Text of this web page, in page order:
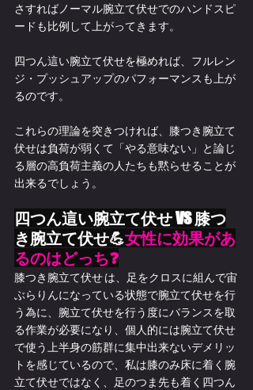
さすればノーマル腕立て伏せでのハンドスピ
ードも比例して上がってきます。
四つん這い腕立て伏せを極めれば、フルレン
ジ・プッシュアップのパフォーマンスも上が
るのです。
これらの理論を突きつければ、膝つき腕立て
伏せは負荷が弱くて「やる意味ない」と論じ
る層の高負荷主義の人たちも黙らせることが
出来るでしょう。
四つん這い腕立て伏せ VS 膝つ
き腕立て伏せ💪女性に効果があ
るのはどっち❓
膝つき腕立て伏せ は、足をクロスに組んで宙
ぶらりんになっている状態で腕立て伏せを行
う為に、腕立て伏せを行う度にバランスを取
る作業が必要になり、個人的には腕立て伏せ
で使う上半身の筋群に集中出来ないデメリッ
トを感じているので、私は膝のみ床に着く腕
立て伏せではなく、足のつま先も着く四つん